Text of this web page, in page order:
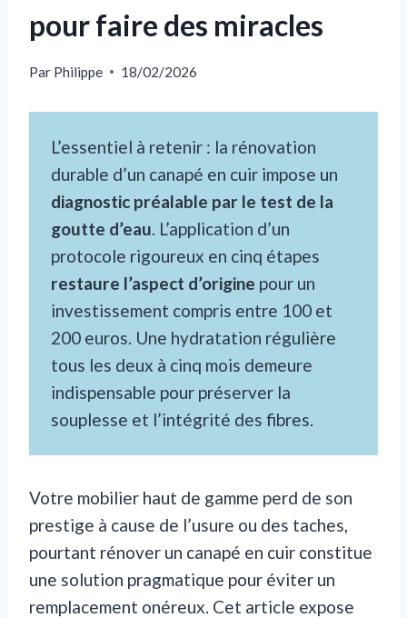
pour faire des miracles
Par Philippe 18/02/2026
L’essentiel à retenir : la rénovation
durable d’un canapé en cuir impose un
diagnostic préalable par le test de la
goutte d’eau. L’application d’un
protocole rigoureux en cinq étapes
restaure l’aspect d’origine pour un
investissement compris entre 100 et
200 euros. Une hydratation régulière
tous les deux à cinq mois demeure
indispensable pour préserver la
souplesse et l’intégrité des fibres.
Votre mobilier haut de gamme perd de son
prestige à cause de l’usure ou des taches,
pourtant rénover un canapé en cuir constitue
une solution pragmatique pour éviter un
remplacement onéreux. Cet article expose